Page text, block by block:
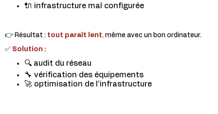
🔌 infrastructure mal configurée
👉 Résultat : tout paraît lent, même avec un bon ordinateur.
✅ Solution :
🔍 audit du réseau
🔧 vérification des équipements
🚀 optimisation de l’infrastructure